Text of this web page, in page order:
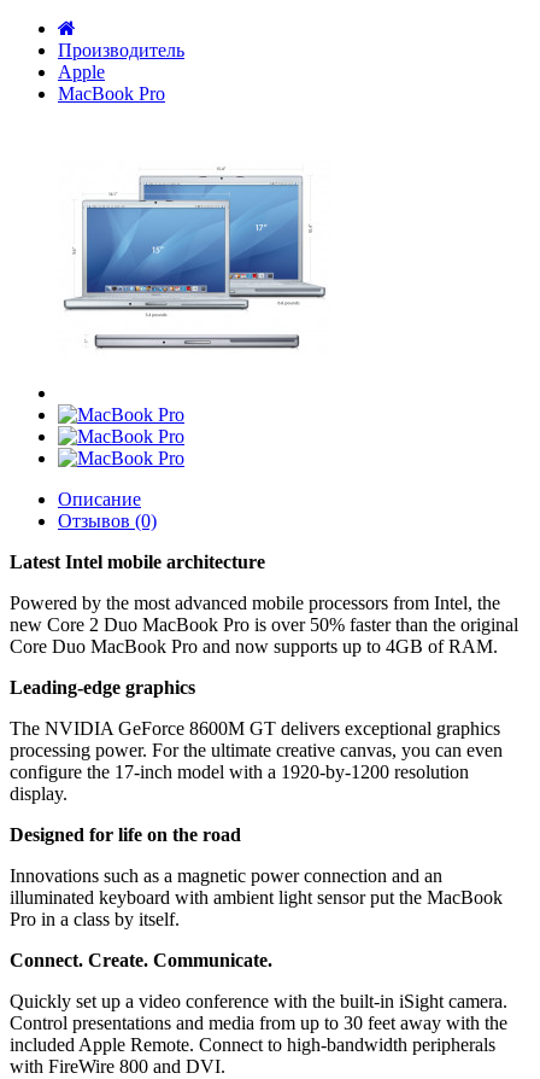
Производитель
Apple
MacBook Pro
Описание
Отзывов (0)
Latest Intel mobile architecture
Powered by the most advanced mobile processors from Intel, the
new Core 2 Duo MacBook Pro is over 50% faster than the original
Core Duo MacBook Pro and now supports up to 4GB of RAM.
Leading-edge graphics
The NVIDIA GeForce 8600M GT delivers exceptional graphics
processing power. For the ultimate creative canvas, you can even
configure the 17-inch model with a 1920-by-1200 resolution
display.
Designed for life on the road
Innovations such as a magnetic power connection and an
illuminated keyboard with ambient light sensor put the MacBook
Pro in a class by itself.
Connect. Create. Communicate.
Quickly set up a video conference with the built-in iSight camera.
Control presentations and media from up to 30 feet away with the
included Apple Remote. Connect to high-bandwidth peripherals
with FireWire 800 and DVI.